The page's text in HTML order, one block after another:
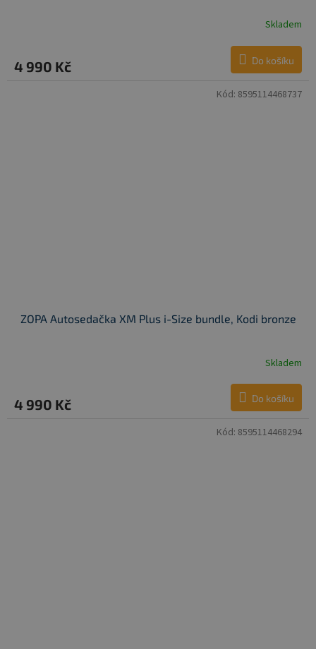
Skladem
4 990 Kč Do košíku
ZOPA Autosedačka XM Plus i-Size bundle, Kodi bronze
Skladem
4 990 Kč Do košíku
Kód: 8595114468737
Kód: 8595114468294